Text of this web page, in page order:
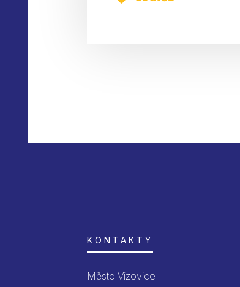
KONTAKTY
Město Vizovice